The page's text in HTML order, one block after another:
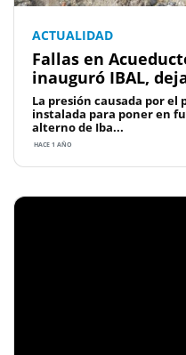
ACTUALIDAD
Fallas en
inauguró IBAL,
La presión causada por el
instalada para poner en
alterno de Iba...
HACE 1 AÑO